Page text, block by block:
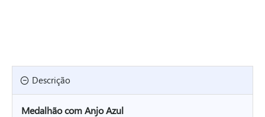
Descrição
Medalhão com Anjo Azul